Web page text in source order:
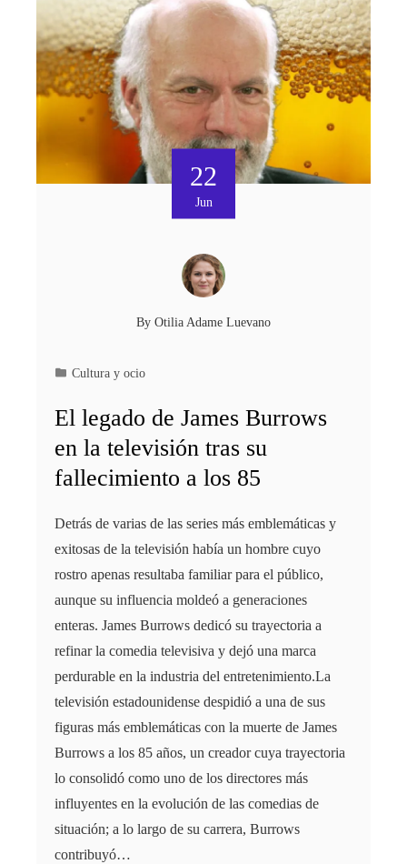
22
Jun
By Otilia Adame Luevano
Cultura y ocio
El legado de James Burrows
en la televisión tras su
fallecimiento a los 85
Detrás de varias de las series más emblemáticas y
exitosas de la televisión había un hombre cuyo
rostro apenas resultaba familiar para el público,
aunque su influencia moldeó a generaciones
enteras. James Burrows dedicó su trayectoria a
refinar la comedia televisiva y dejó una marca
perdurable en la industria del entretenimiento.La
televisión estadounidense despidió a una de sus
figuras más emblemáticas con la muerte de James
Burrows a los 85 años, un creador cuya trayectoria
lo consolidó como uno de los directores más
influyentes en la evolución de las comedias de
situación; a lo largo de su carrera, Burrows
contribuyó…